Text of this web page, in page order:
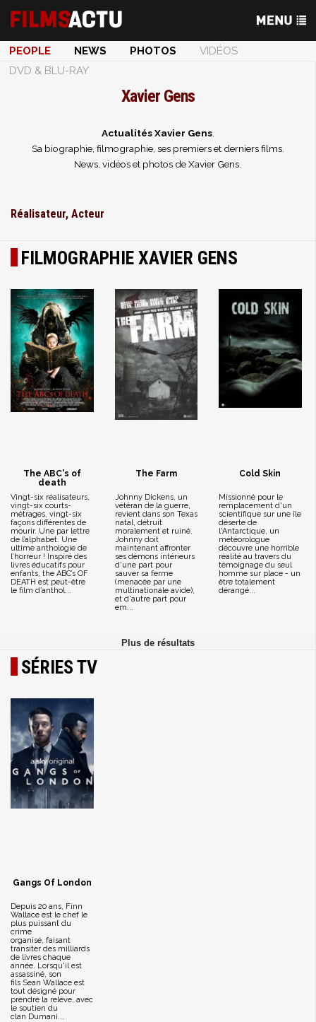
PEOPLE NEWS PHOTOS
VIDÉOS
DVD & BLU-RAY
Xavier Gens
Actualités Xavier Gens.
Sa biographie, filmographie, ses premiers et derniers films.
News, vidéos et photos de Xavier Gens.
Réalisateur, Acteur
FILMOGRAPHIE XAVIER GENS
The ABC's of
death
Vingt-six réalisateurs,
vingt-six courts-
métrages, vingt-six
façons différentes de
mourir. Une par lettre
de l’alphabet. Une
ultime anthologie de
l’horreur ! Inspiré des
livres éducatifs pour
enfants, the ABC’s OF
DEATH est peut-être
le film d’anthol...
The Farm
Johnny Dickens, un
vétéran de la guerre,
revient dans son Texas
natal, détruit
moralement et ruiné.
Johnny doit
maintenant affronter
ses démons intérieurs
d'une part pour
sauver sa ferme
(menacée par une
multinationale avide),
et d'autre part pour
em...
Cold Skin
Missionné pour le
remplacement d'un
scientifique sur une île
déserte de
l'Antarctique, un
météorologue
découvre une horrible
réalité au travers du
témoignage du seul
homme sur place - un
être totalement
dérangé...
SÉRIES TV
Gangs Of London
Depuis 20 ans, Finn
Wallace est le chef le
plus puissant du
crime
organisé, faisant
transiter des milliards
de livres chaque
année. Lorsqu'il est
assassiné, son
fils Sean Wallace est
tout désigné pour
prendre la relève, avec
le soutien du
clan Dumani...